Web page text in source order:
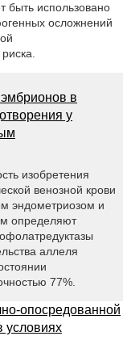
быть использовано
осложнений
в
у
изобретения
венозной крови
эндометриозом и
определяют
аллеля
77%.
опосредованной
условиях